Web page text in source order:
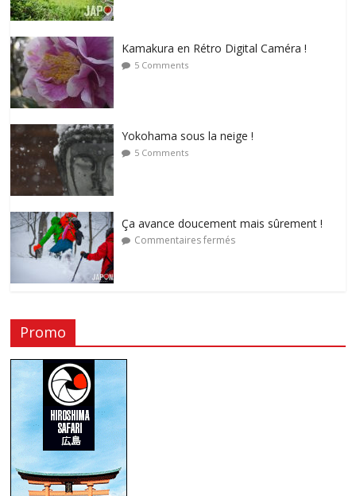
Kamakura en Rétro Digital Caméra !
5 Comments
Yokohama sous la neige !
5 Comments
Ça avance doucement mais sûrement !
Commentaires fermés
Promo